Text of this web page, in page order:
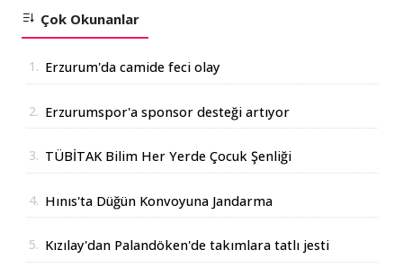
Çok Okunanlar
1. Erzurum'da camide feci olay
2. Erzurumspor'a sponsor desteği artıyor
3. TÜBİTAK Bilim Her Yerde Çocuk Şenliği
4. Hınıs'ta Düğün Konvoyuna Jandarma
5. Kızılay'dan Palandöken'de takımlara tatlı jesti